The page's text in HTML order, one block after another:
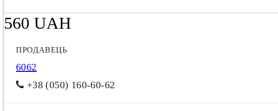
560 UAH
ПРОДАВЕЦЬ
6062
+38 (050) 160-60-62